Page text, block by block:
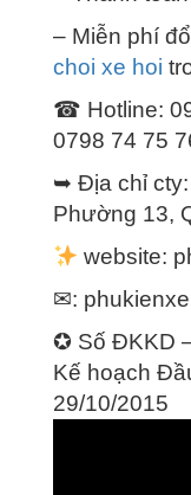
– Miễn phí
choi xe hoi
☎ Hotline:
0798 74 75
➥ Địa chỉ cty:
Phường 13,
website:
✉:
✪ Số ĐKKD
Kế hoạch
29/10/2015